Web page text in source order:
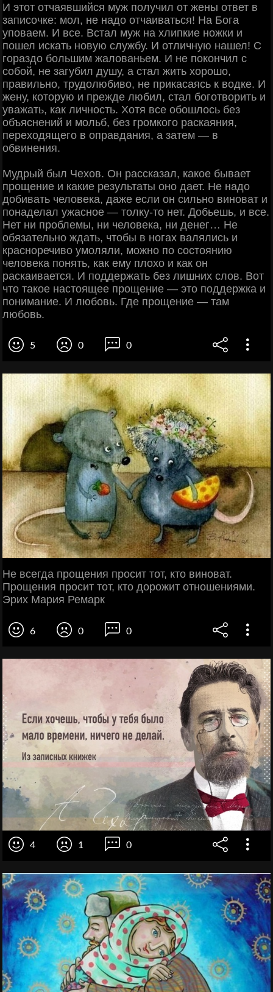
И этот отчаявшийся муж получил от жены ответ в
записочке: мол, не надо отчаиваться! На Бога
уповаем. И все. Встал муж на хлипкие ножки и
пошел искать новую службу. И отличную нашел! С
гораздо большим жалованьем. И не покончил с
собой, не загубил душу, а стал жить хорошо,
правильно, трудолюбиво, не прикасаясь к водке. И
жену, которую и прежде любил, стал боготворить и
уважать, как личность. Хотя все обошлось без
объяснений и мольб, без громкого раскаяния,
переходящего в оправдания, а затем — в
обвинения.
Мудрый был Чехов. Он рассказал, какое бывает
прощение и какие результаты оно дает. Не надо
добивать человека, даже если он сильно виноват и
понаделал ужасное — толку-то нет. Добьешь, и все.
Нет ни проблемы, ни человека, ни денег… Не
обязательно ждать, чтобы в ногах валялись и
красноречиво умоляли, можно по состоянию
человека понять, как ему плохо и как он
раскаивается. И поддержать без лишних слов. Вот
что такое настоящее прощение — это поддержка и
понимание. И любовь. Где прощение — там
любовь.
5 0 0
Не всегда прощения просит тот, кто виноват.
Прощения просит тот, кто дорожит отношениями.
Эрих Мария Ремарк
6 0 0
4 1 0